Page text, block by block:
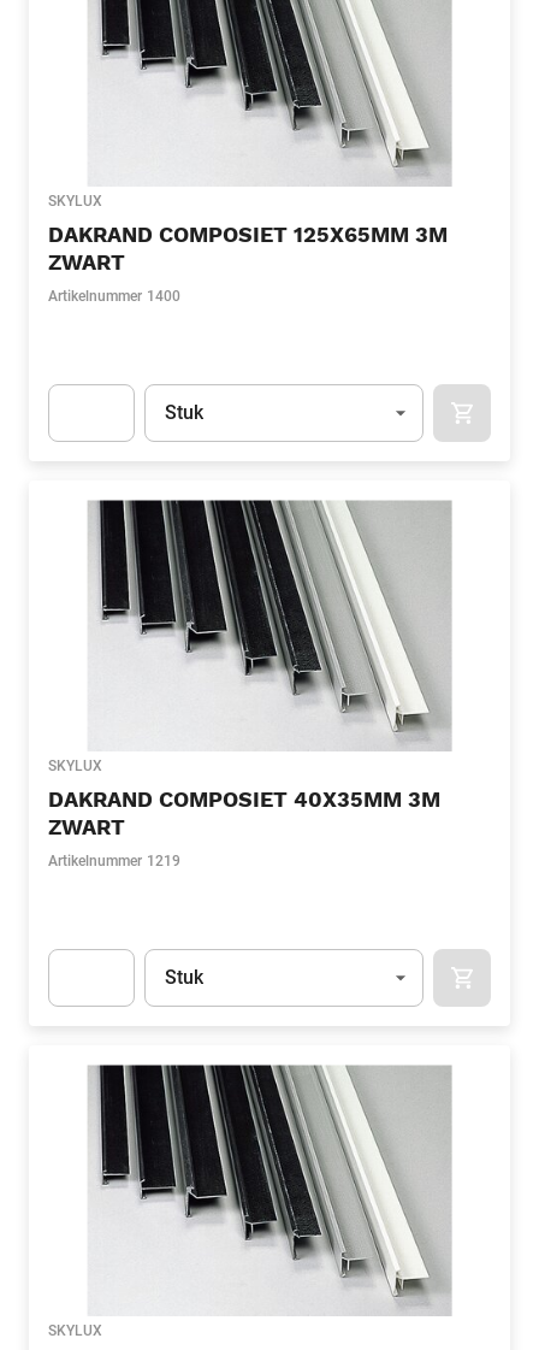
SKYLUX
DAKRAND COMPOSIET 125X65MM 3M
ZWART
Artikelnummer 1400
Eenheid
Stuk
SKYLUX
DAKRAND COMPOSIET 40X35MM 3M
ZWART
Artikelnummer 1219
Eenheid
Stuk
SKYLUX